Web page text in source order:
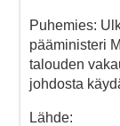
Puhemies:
pääministeri
talouden
johdosta
Lähde: